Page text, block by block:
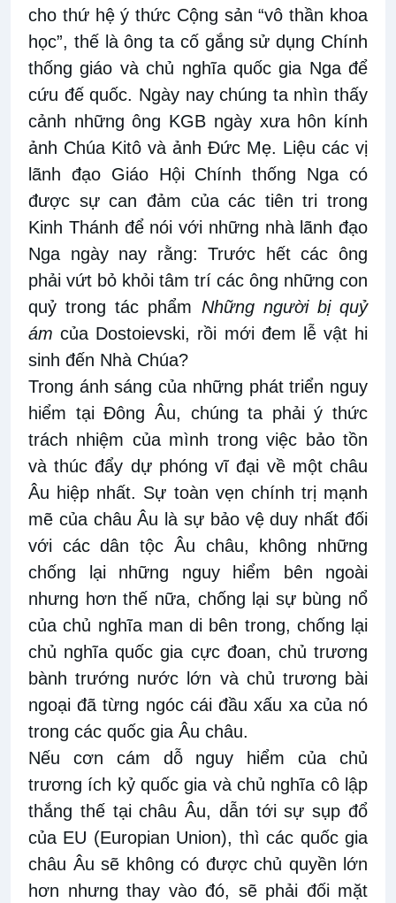
cho thứ hệ ý thức Cộng sản “vô thần khoa
học”, thế là ông ta cố gắng sử dụng Chính
thống giáo và chủ nghĩa quốc gia Nga để
cứu đế quốc. Ngày nay chúng ta nhìn thấy
cảnh những ông KGB ngày xưa hôn kính
ảnh Chúa Kitô và ảnh Đức Mẹ. Liệu các vị
lãnh đạo Giáo Hội Chính thống Nga có
được sự can đảm của các tiên tri trong
Kinh Thánh để nói với những nhà lãnh đạo
Nga ngày nay rằng: Trước hết các ông
phải vứt bỏ khỏi tâm trí các ông những con
quỷ trong tác phẩm Những người bị quỷ
ámcủa Dostoievski, rồi mới đem lễ vật hi
sinh đến Nhà Chúa?
Trong ánh sáng của những phát triển nguy
hiểm tại Đông Âu, chúng ta phải ý thức
trách nhiệm của mình trong việc bảo tồn
và thúc đẩy dự phóng vĩ đại về một châu
Âu hiệp nhất. Sự toàn vẹn chính trị mạnh
mẽ của châu Âu là sự bảo vệ duy nhất đối
với các dân tộc Âu châu, không những
chống lại những nguy hiểm bên ngoài
nhưng hơn thế nữa, chống lại sự bùng nổ
của chủ nghĩa man di bên trong, chống lại
chủ nghĩa quốc gia cực đoan, chủ trương
bành trướng nước lớn và chủ trương bài
ngoại đã từng ngóc cái đầu xấu xa của nó
trong các quốc gia Âu châu.
Nếu cơn cám dỗ nguy hiểm của chủ
trương ích kỷ quốc gia và chủ nghĩa cô lập
thắng thế tại châu Âu, dẫn tới sự sụp đổ
của EU (Europian Union), thì các quốc gia
châu Âu sẽ không có được chủ quyền lớn
hơn nhưng thay vào đó, sẽ phải đối mặt